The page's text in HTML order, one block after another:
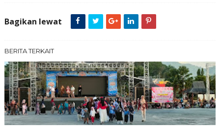
Bagikan lewat
BERITA TERKAIT